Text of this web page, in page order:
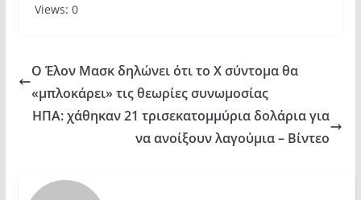
Views: 0
Ο Έλον Μασκ δηλώνει ότι το X σύντομα θα
«μπλοκάρει» τις θεωρίες συνωμοσίας
ΗΠΑ: χάθηκαν 21 τρισεκατομμύρια δολάρια για
να ανοίξουν λαγούμια – Βίντεο